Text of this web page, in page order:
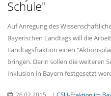
Schule"
Auf Anregung des
Bayerischen Landtags will die
Landtagsfraktion einen
bringen. Darin sollen die weiteren
Inklusion in Bayern festgesetzt